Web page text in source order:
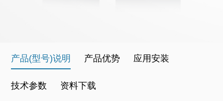
产品(型号)说明 产品优势 应用安装
技术参数 资料下载